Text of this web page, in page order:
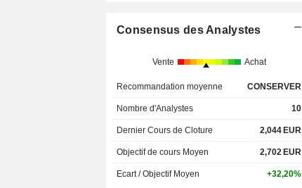
Consensus des Analystes
Vente Achat
Recommandation moyenne CONSERVER
Nombre d'Analystes 10
Dernier Cours de Cloture 2,044EUR
Objectif de cours Moyen 2,702 EUR
Ecart / Objectif Moyen +32,20%